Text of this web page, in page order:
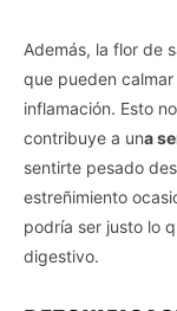
Además, la flor de
que pueden
inflamación. Esto
contribuye a una
sentirte pesado
estreñimiento
podría ser justo lo
digestivo.